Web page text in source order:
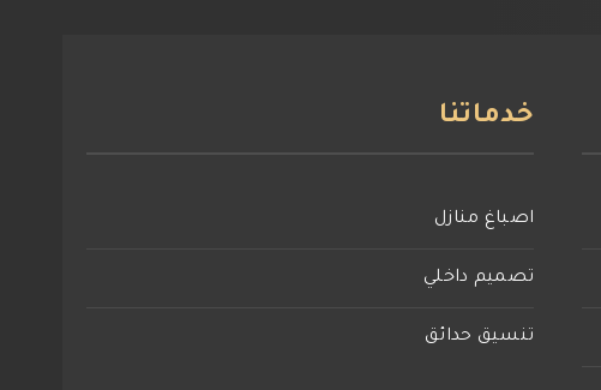
خدماتنا
اصباغ منازل
تصميم داخلي
تنسيق حدائق